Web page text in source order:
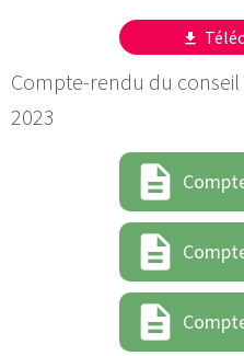
get_app
Compte-rendu du
2023
description
description
description